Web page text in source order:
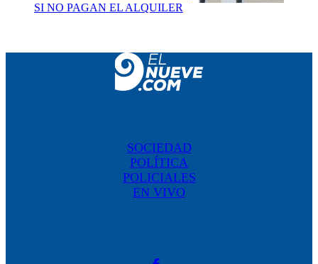
SI NO PAGAN EL ALQUILER
SOCIEDAD
POLÍTICA
POLICIALES
EN VIVO